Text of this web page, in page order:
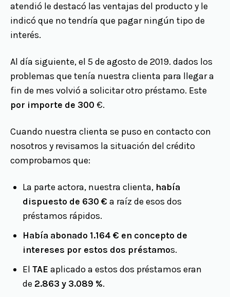
atendió le destacó las ventajas del producto y le
indicó que no tendría que pagar ningún tipo de
interés.
Al día siguiente, el 5 de agosto de 2019. dados los
problemas que tenía nuestra clienta para llegar a
fin de mes volvió a solicitar otro préstamo. Este
por importe de 300 €.
Cuando nuestra clienta se puso en contacto con
nosotros y revisamos la situación del crédito
comprobamos que:
La parte actora, nuestra clienta, había
dispuesto de 630 € a raíz de esos dos
préstamos rápidos.
Había abonado 1.164 € en concepto de
intereses por estos dos préstamos.
El TAE aplicado a estos dos préstamos eran
de 2.863 y 3.089 %.